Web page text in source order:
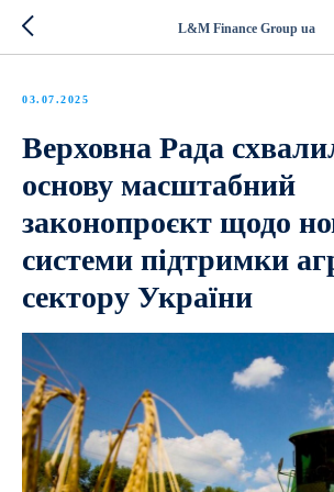
L&M Finance Group ua
03.07.2025
Верховна Рада
основу масштабний
законопроєкт щодо
системи підтримки
сектору України